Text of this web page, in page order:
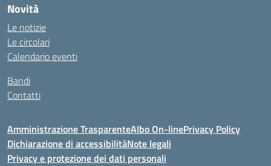
Novità
Le notizie
Le circolari
Calendario eventi
Bandi
Contatti
Amministrazione TrasparenteAlbo On-linePrivacy Policy
Dichiarazione di accessibilitàNote legali
Privacy e protezione dei dati personali